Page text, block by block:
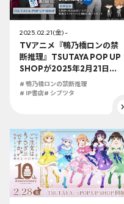
2025.02.21(金) -
TVアニメ『鴨乃橋ロンの禁
断推理』TSUTAYA POP UP
SHOPが2025年2月21日
（金）より開催決定！！！
新作描き下ろしグッズ盛り
# 鴨乃橋ロンの禁断推理
# IP書店# シブツタ